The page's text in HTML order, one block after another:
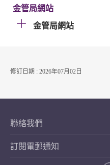
金管局網站
金管局網站
修訂日期 : 2026年07月02日
聯絡我們
訂閱電郵通知